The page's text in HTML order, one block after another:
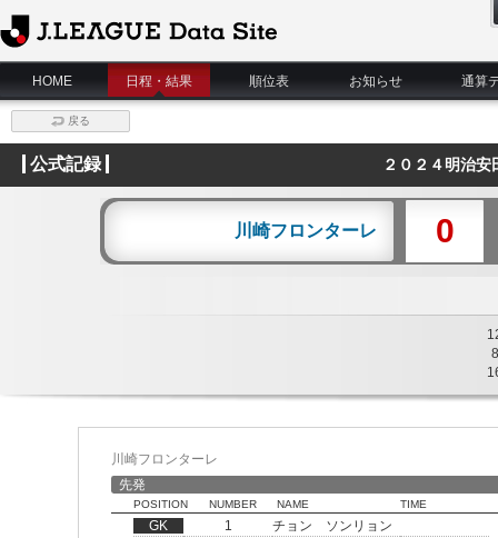
J.League Data Site
HOME
日程・結果 順位表 お知らせ 通算
戻る
公式記録 ２０２４明治
川崎フロンターレ 0
8
川崎フロンターレ
先発
POSITION NUMBER NAME TIME
GK 1
チョン ソンリョン